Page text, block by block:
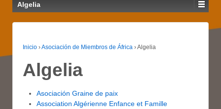
Algelia
Inicio ›Asociación de Miembros de África ›Algelia
Algelia
Asociación Graine de paix
Association Algérienne Enfance et Famille